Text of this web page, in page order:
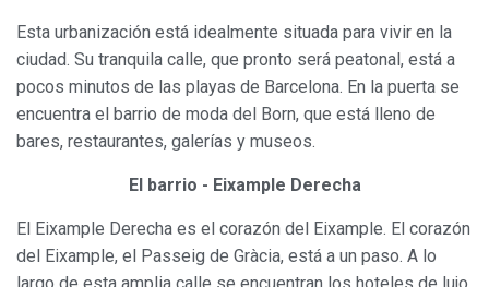
Esta urbanización está idealmente situada para vivir en la
ciudad. Su tranquila calle, que pronto será peatonal, está a
pocos minutos de las playas de Barcelona. En la puerta se
encuentra el barrio de moda del Born, que está lleno de
bares, restaurantes, galerías y museos.
El barrio - Eixample Derecha
El Eixample Derecha es el corazón del Eixample. El corazón
del Eixample, el Passeig de Gràcia, está a un paso. A lo
largo de esta amplia calle se encuentran los hoteles de lujo
Modificar cookies
Técnicas y funcionales
Siempre activas
Este sitio web utiliza Cookies propias para recopilar
información con la finalidad de mejorar nuestros servicios.
Si continua navegando, supone la aceptación de la
instalación de las mismas. El usuario tiene la posibilidad